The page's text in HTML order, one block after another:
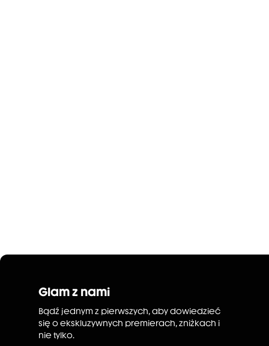
Glam z nami
Bądź jednym z pierwszych, aby dowiedzieć
się o ekskluzywnych premierach, zniżkach i
nie tylko.